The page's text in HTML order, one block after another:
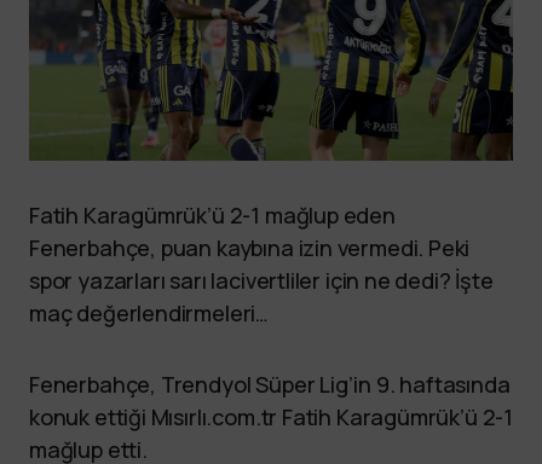
Fatih Karagümrük’ü 2-1 mağlup eden
Fenerbahçe, puan kaybına izin vermedi. Peki
spor yazarları sarı lacivertliler için ne dedi? İşte
maç değerlendirmeleri…
Fenerbahçe, Trendyol Süper Lig’in 9. haftasında
konuk ettiği Mısırlı.com.tr Fatih Karagümrük’ü 2-1
mağlup etti.